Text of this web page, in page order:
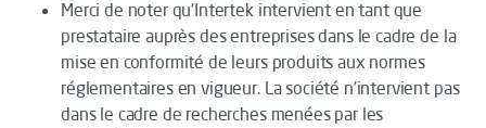
Merci de noter qu’Intertek intervient en tant que
prestataire auprès des entreprises dans le cadre de la
mise en conformité de leurs produits aux normes
réglementaires en vigueur. La société n’intervient pas
dans le cadre de recherches menées par les